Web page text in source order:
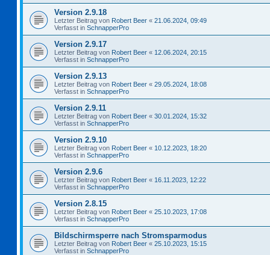
Version 2.9.18
Letzter Beitrag von Robert Beer « 21.06.2024, 09:49
Verfasst in SchnapperPro
Version 2.9.17
Letzter Beitrag von Robert Beer « 12.06.2024, 20:15
Verfasst in SchnapperPro
Version 2.9.13
Letzter Beitrag von Robert Beer « 29.05.2024, 18:08
Verfasst in SchnapperPro
Version 2.9.11
Letzter Beitrag von Robert Beer « 30.01.2024, 15:32
Verfasst in SchnapperPro
Version 2.9.10
Letzter Beitrag von Robert Beer « 10.12.2023, 18:20
Verfasst in SchnapperPro
Version 2.9.6
Letzter Beitrag von Robert Beer « 16.11.2023, 12:22
Verfasst in SchnapperPro
Version 2.8.15
Letzter Beitrag von Robert Beer « 25.10.2023, 17:08
Verfasst in SchnapperPro
Bildschirmsperre nach Stromsparmodus
Letzter Beitrag von Robert Beer « 25.10.2023, 15:15
Verfasst in SchnapperPro